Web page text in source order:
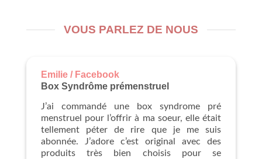
VOUS PARLEZ DE NOUS
Emilie / Facebook
Box Syndrôme prémenstruel
J’ai commandé une box syndrome pré
menstruel pour l’offrir à ma soeur, elle était
tellement péter de rire que je me suis
abonnée. J’adore c’est original avec des
produits très bien choisis pour se